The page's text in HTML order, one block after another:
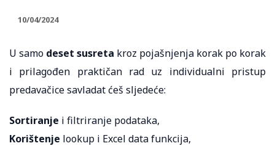
10/04/2024
U samo deset susreta kroz pojašnjenja korak po korak
i prilagođen praktičan rad uz individualni pristup
predavačice savladat ćeš sljedeće:
Sortiranje i filtriranje podataka,
Korištenje lookup i Excel data funkcija,